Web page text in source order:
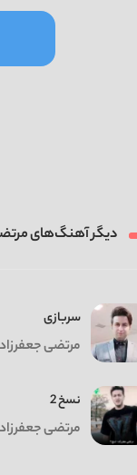
دیگر آهنگ‌های
سربازی
مرتضی
نسخ 2
مرتضی